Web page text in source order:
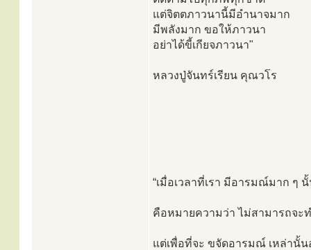
แต่จิตตภาวนานี้มีอำนาจมาก
มีพลังมาก ขอให้ภาวนา
อย่าได้ขี้เกียจภาวนา"
หลวงปู่จันทร์เรียน คุณวโร
“เมื่อเวลาที่เรา มีอารมณ์มาก ๆ
คือหมายความว่า ไม่สามารถจะ
แต่เพื่อที่จะ ขจัดอารมณ์ เหล่านั้น